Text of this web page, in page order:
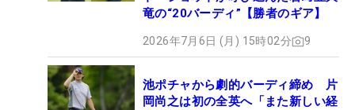
竜の“20バーディ”【勝者のギア】
2026年7月6日 (月) 15時02分 9
池ポチャから劇的バーディ締め 片
岡尚之は初の全英へ「また新しい経